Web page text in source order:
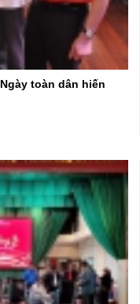
toàn dân hiến